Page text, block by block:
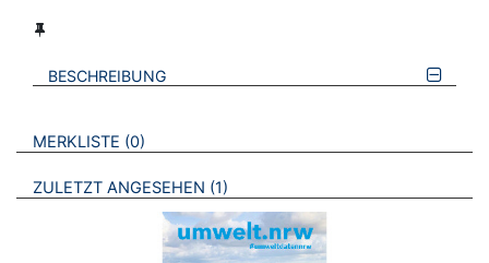
BESCHREIBUNG
VERWEISE AUF VERMERKTE- ODER ZULETZT ANGESEHENE
MERKLISTE 0 BROSCHÜREN
ZULETZT ANGESEHEN 1 BROSCHÜREN